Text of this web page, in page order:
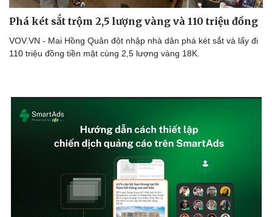
Doanh nghiệp
Doanh nhân
Vì cộng đồng
Công nghệ
Trải nghiệm
Phá két sắt trộm 2,5 lượng vàng và 110 triệu đồng
VOV.VN - Mai Hồng Quân đột nhập nhà dân phá két sắt và lấy đi
110 triệu đồng tiền mặt cùng 2,5 lượng vàng 18K.